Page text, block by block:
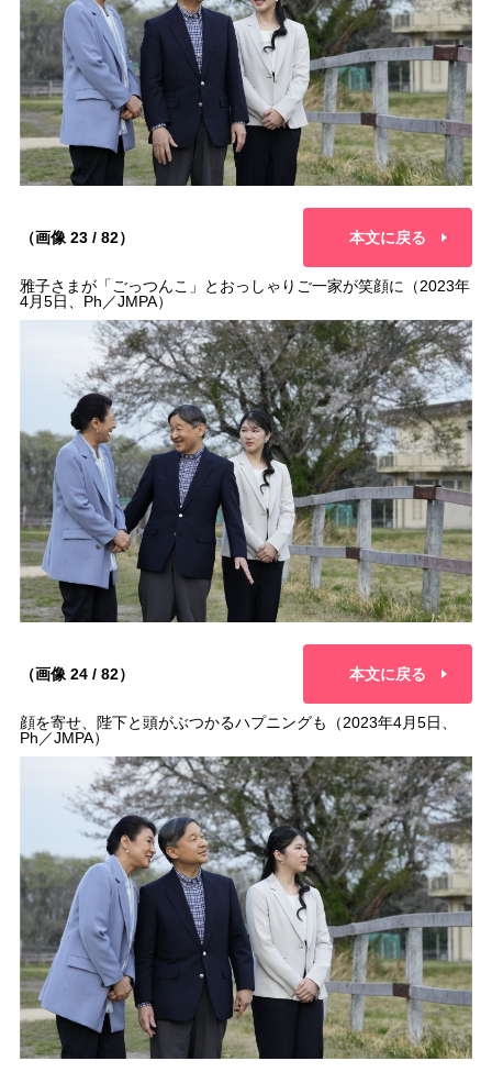
（画像 23 / 82） 本文に戻る
雅子さまが「ごっつんこ」とおっしゃりご一家が笑顔に（2023年
4月5日、Ph／JMPA）
（画像 24 / 82） 本文に戻る
顔を寄せ、陛下と頭がぶつかるハプニングも（2023年4月5日、
Ph／JMPA）